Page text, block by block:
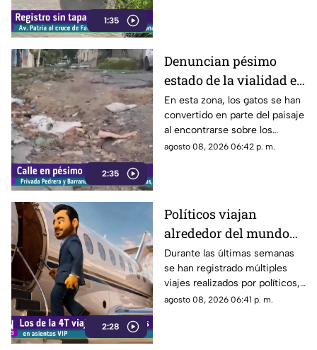
1:35
2:35
Denuncian pésimo
estado de la vialidad en
Privada Pedrera y
Barrancones
En esta zona, los gatos se han
convertido en parte del paisaje
al encontrarse sobre los
techos y las puertas de las
agosto 08, 2026 06:42 p. m.
2:28
Políticos viajan
alrededor del mundo
sin ninguna
preocupación
Durante las últimas semanas
se han registrado múltiples
viajes realizados por políticos,
sin que hasta el momento
agosto 08, 2026 06:41 p. m.